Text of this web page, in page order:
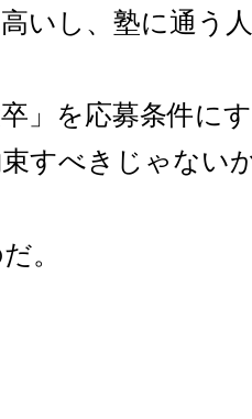
いし、塾に通う
」を応募条件に
すべきじゃない
。